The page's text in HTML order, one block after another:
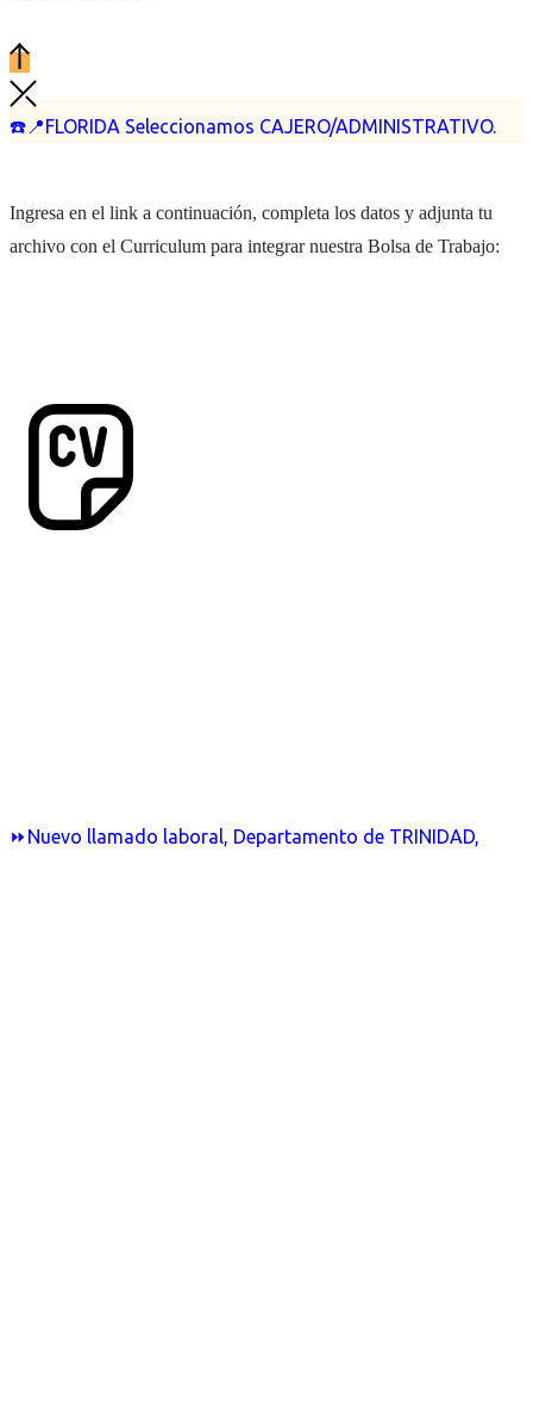
☎️📍FLORIDA Seleccionamos CAJERO/ADMINISTRATIVO.
⏩Nuevo llamado laboral, Departamento de TRINIDAD,
Ingresa en el link a continuación, completa los datos y adjunta tu
archivo con el Curriculum para integrar nuestra Bolsa de Trabajo: